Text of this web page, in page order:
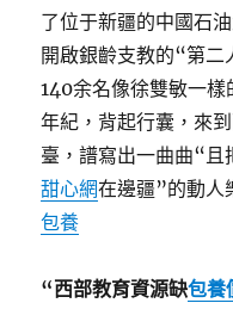
了位于新疆的中國石
開啟銀齡支教的“第
140余名像徐雙敏一
年紀，背起行囊，來
臺，譜寫出一曲曲“且
甜心網在邊疆”的動人
包養
“西部教育資源缺包養